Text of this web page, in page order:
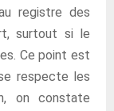
registre des
surtout si le
Ce point est
respecte les
on constate